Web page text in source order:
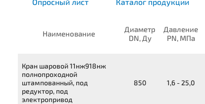
Наименование
Диаметр
DN, Ду
Давление
PN, МПа
Кран шаровой11нж918нж
полнопроходной
штампованный, под
редуктор, под
электропривод
850 1,6 - 25,0